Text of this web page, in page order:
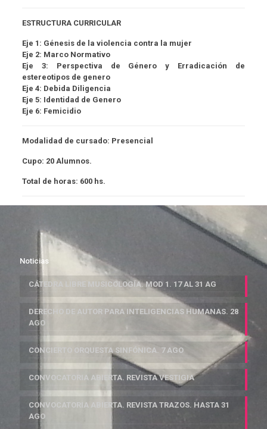
ESTRUCTURA CURRICULAR
Eje 1: Génesis de la violencia contra la mujer
Eje 2: Marco Normativo
Eje 3: Perspectiva de Género y Erradicación de
estereotipos de genero
Eje 4: Debida Diligencia
Eje 5: Identidad de Genero
Eje 6: Femicidio
Modalidad de cursado: Presencial
Cupo: 20Alumnos.
Total de horas: 600 hs.
Noticias
CÁTEDRA LIBRE MUSICOLOGÍA. MOD 1. 17 AL 31 AG
DERECHO DE AUTOR PARA INTELIGENCIAS HUMANAS. 28
AGO
CONCIERTO ORQUESTA SINFÓNICA. 7 AGO
CONVOCATORIA ABIERTA. REVISTA VESTIGIA
CONVOCATORIA ABIERTA. REVISTA TRAZOS. HASTA 31
AGO